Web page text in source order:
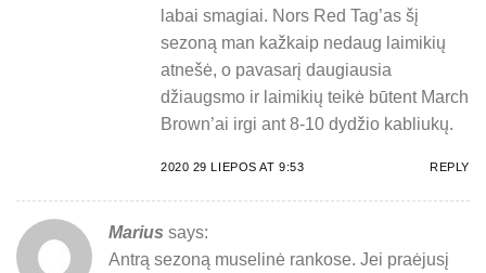
labai smagiai. Nors Red Tag’as šį
sezoną man kažkaip nedaug laimikių
atnešė, o pavasarį daugiausia
džiaugsmo ir laimikių teikė būtent March
Brown’ai irgi ant 8-10 dydžio kabliukų.
2020 29 LIEPOS AT 9:53 REPLY
Marius says:
Antrą sezoną muselinė rankose. Jei praėjusį